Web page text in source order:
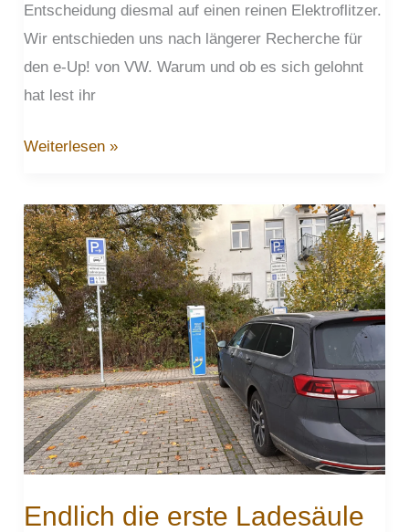
Entscheidung diesmal auf einen reinen Elektroflitzer.
Wir entschieden uns nach längerer Recherche für
den e-Up! von VW. Warum und ob es sich gelohnt
hat lest ihr
Der
Up!
von
VW
–
Cityflitzer
mit
Spaßfaktor
Weiterlesen »
Endlich die erste Ladesäule